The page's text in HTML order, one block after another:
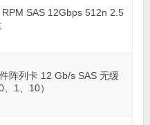
SAS 12Gbps 512n 2.5
阵列卡 12 Gb/s SAS 无缓
1、10）